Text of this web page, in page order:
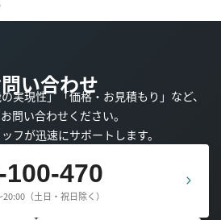
い合わせ
実現性」「価格・お見積もり」など、
問い合わせください。
フが迅速にサポートします。
100-470
（土日・祝日除く）